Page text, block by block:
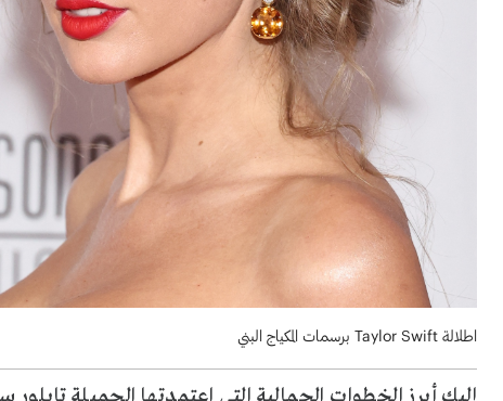
اطلالة Taylor Swift برسمات المكياج البني